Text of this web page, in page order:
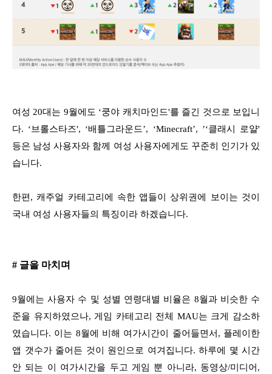
여성 20대는 9월에도 ‘쿵야 캐치마인드'를 즐긴 것으로 보입니
다. ‘브롤스타즈', ‘배틀그라운드’, ‘Minecraft’, ’‘클래시 로얄'
등은 남성 사용자와 함께 여성 사용자에게도 꾸준히 인기가 있
습니다.
한편, 캐주얼 카테고리에 속한 앱들이 상위권에 보이는 것이
국내 여성 사용자들의 특징이라 하겠습니다.
# 글을 마치며
9월에는 사용자 수 및 성별 연령대별 비율은 8월과 비슷한 수
준을 유지하였으나, 게임 카테고리 전체 MAU는 크게 감소하
였습니다. 이는 8월에 비해 여가시간이 줄어들면서, 플레이한
앱 갯수가 줄어든 것이 원인으로 여겨집니다. 하루에 몇 시간
안 되는 이 여가시간을 두고 게임 뿐 아니라, 동영상/미디어,